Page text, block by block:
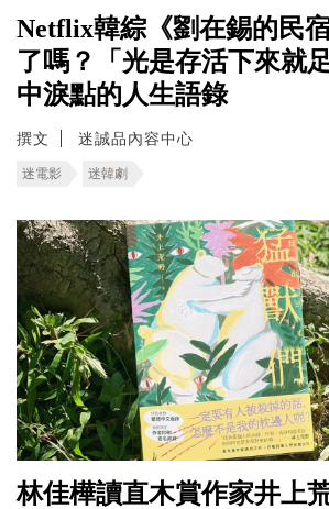
Netflix韓綜《劉在錫的民
了嗎？「光是存活下來就
中淚點的人生語錄
撰文 迷誠品內容中心
迷電影 迷韓劇
林佳樺讀直木賞作家井上